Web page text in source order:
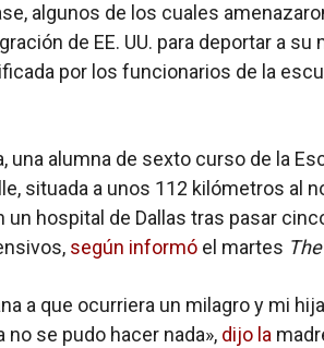
algunos de los cuales
de EE. UU. para deportar a su
por los funcionarios de la
una alumna de sexto curso de la
situada a unos 112 kilómetros al
hospital de Dallas tras pasar
según informó el martes
a que ocurriera un milagro y mi
no se pudo hacer nada», dijo la